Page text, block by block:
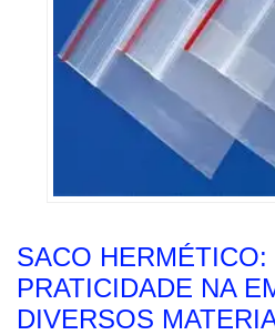
SACO HERMÉTICO:
PRATICIDADE NA
DIVERSOS